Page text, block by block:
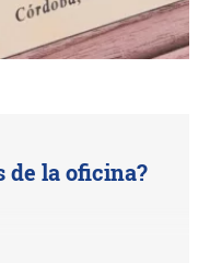
de la oficina?